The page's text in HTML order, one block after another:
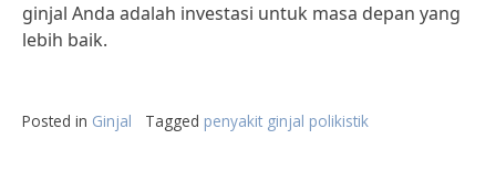
ginjal Anda adalah investasi untuk masa depan yang
lebih baik.
Posted in Ginjal Tagged penyakit ginjal polikistik